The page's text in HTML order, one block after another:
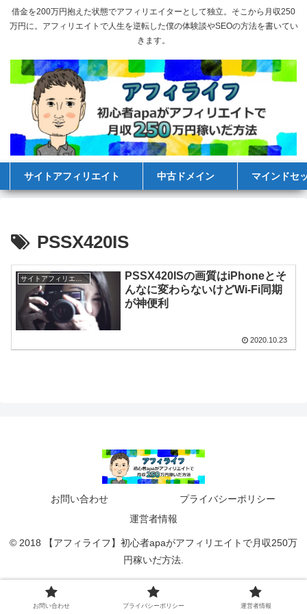
借金を200万円抱えた状態でアフィリエイターとして独立。そこから月収250
万円に。アフィリエイトで人生を逆転した僕の体験談やSEOの方法を書いてい
きます。
サイトアフィリエイト 中古ドメイン マインドセ
PSSX420IS
サイトアフィリエイト
PSSX420ISの画質はiPhoneとそ
んなに変わらないけどWi-Fi同期
が神便利
2020.10.23
お問い合わせ
プライバシーポリシー
運営者情報
© 2018 【アフィライフ】初心者apaがアフィリエイトで月収250万
円稼いだ方法.
お問い合わせ プライバシーポリシー 運営者情報